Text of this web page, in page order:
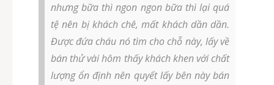
nhưng bữa thì ngon ngon bữa thì lại quá
tệ nên bị khách chê, mất khách dần dần.
Được đứa cháu nó tìm cho chỗ này, lấy về
bán thử vài hôm thấy khách khen với chất
lượng ổn định nên quyết lấy bên này bán